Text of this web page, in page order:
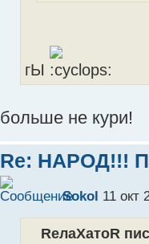
гЫ
больше не кури!
Re: НАРОД!!!
Sokol 11 окт
RелаXатоR